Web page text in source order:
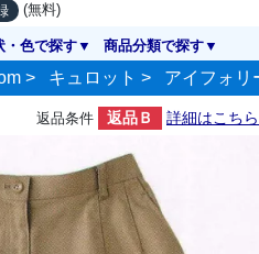
(無料)
・色で探す 商品分類で探す
> キュロット > アイフォリ
返品条件 返品Ｂ 詳細はこちら